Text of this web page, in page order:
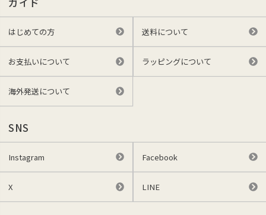
はじめての方 送料について
お支払いについて ラッピングについて
海外発送について
SNS
Instagram Facebook
X LINE